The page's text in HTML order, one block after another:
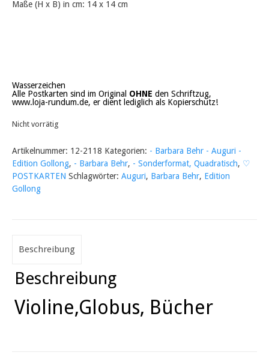
Maße (H x B) in cm: 14 x 14 cm
Wasserzeichen
Alle Postkarten sind im Original OHNE den Schriftzug,
www.loja-rundum.de, er dient lediglich als Kopierschutz!
Nicht vorrätig
Artikelnummer: 12-2118 Kategorien: - Barbara Behr - Auguri -
Edition Gollong, - Barbara Behr, - Sonderformat, Quadratisch, ♡
POSTKARTEN Schlagwörter: Auguri, Barbara Behr, Edition
Gollong
Beschreibung
Beschreibung
Violine,Globus, Bücher